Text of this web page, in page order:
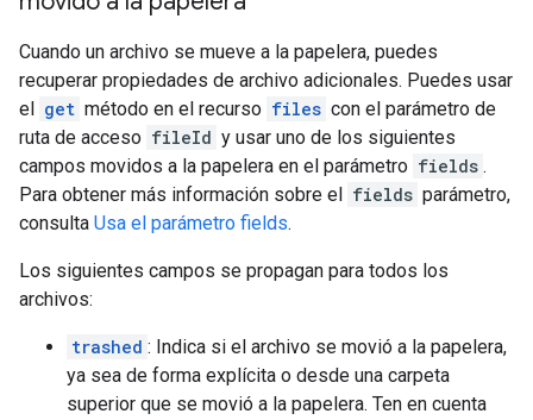
Cuando un archivo se mueve a la papelera, puedes
recuperar propiedades de archivo adicionales. Puedes usar
el get método en el recurso files con el parámetro de
ruta de acceso fileId y usar uno de los siguientes
campos movidos a la papelera en el parámetro fields .
Para obtener más información sobre el fields parámetro,
consulta Usa el parámetro fields.
Los siguientes campos se propagan para todos los
archivos:
trashed : Indica si el archivo se movió a la papelera,
ya sea de forma explícita o desde una carpeta
superior que se movió a la papelera. Ten en cuenta